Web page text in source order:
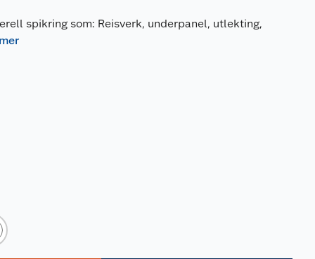
spikring som: Reisverk, underpanel, utlekting,